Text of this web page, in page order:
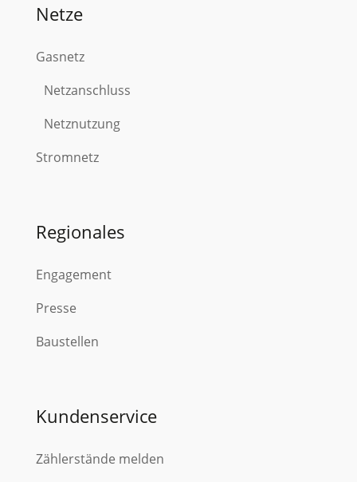
Netze
Gasnetz
Netzanschluss
Netznutzung
Stromnetz
Regionales
Engagement
Presse
Baustellen
Kundenservice
Zählerstände melden